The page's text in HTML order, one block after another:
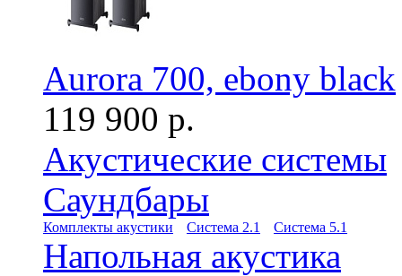
Aurora 700, ebony black
119 900 р.
Акустические системы
Саундбары
Комплекты акустики Система 2.1 Система 5.1
Напольная акустика